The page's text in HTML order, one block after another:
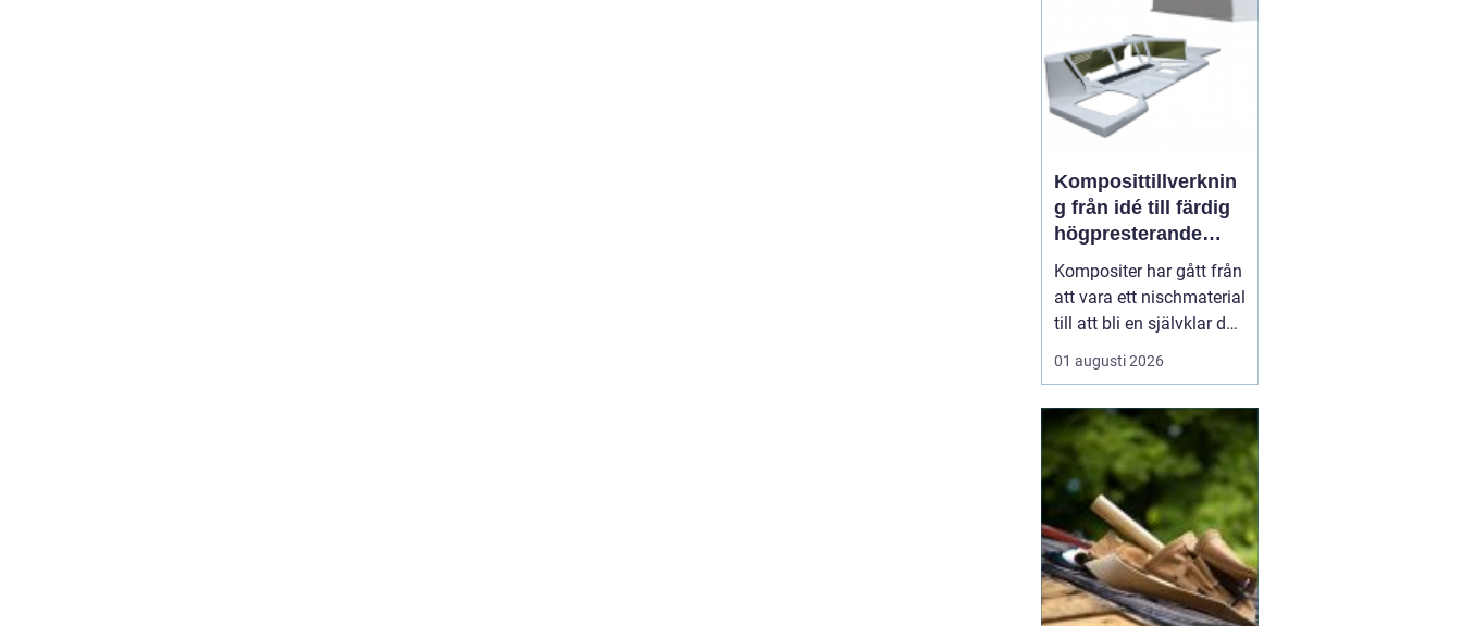
Komposittillverknin
g från idé till färdig
högpresterande
produkt
Kompositer har gått från
att vara ett nischmaterial
till att bli en självklar del
i allt från vindkraftverk
och tåg till
specialfordon.
Komposittillverkning
handlar om att
kombinera två eller fler
material för att skapa
något som...
01 augusti 2026